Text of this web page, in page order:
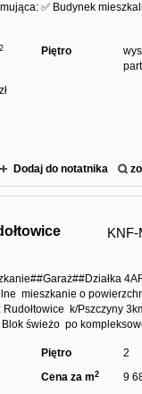
✅ Budynek
2 Piętro
Dodaj do notatnika
KNF-
mieszkanie o
k/Pszczyny
świeżo po
Piętro
2
Cena za m2 9